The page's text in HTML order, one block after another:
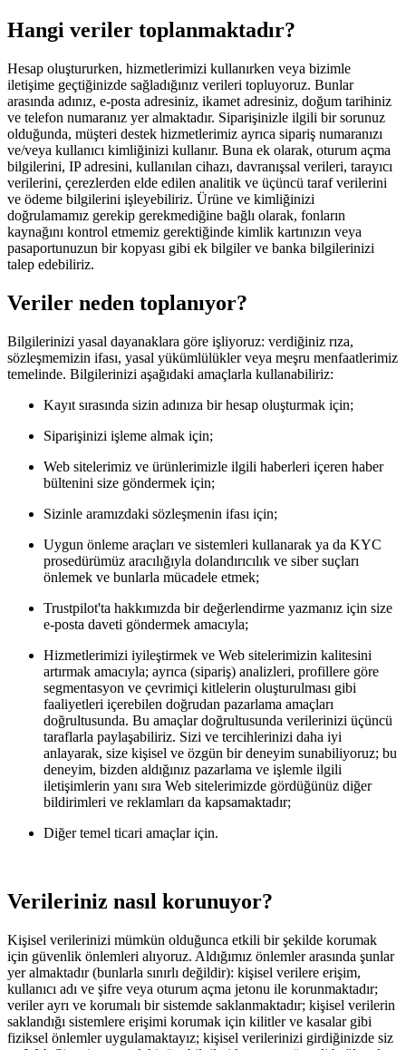
Hangi veriler toplanmaktadır?
Hesap oluştururken, hizmetlerimizi kullanırken veya bizimle
iletişime geçtiğinizde sağladığınız verileri topluyoruz. Bunlar
arasında adınız, e-posta adresiniz, ikamet adresiniz, doğum tarihiniz
ve telefon numaranız yer almaktadır. Siparişinizle ilgili bir sorunuz
olduğunda, müşteri destek hizmetlerimiz ayrıca sipariş numaranızı
ve/veya kullanıcı kimliğinizi kullanır. Buna ek olarak, oturum açma
bilgilerini, IP adresini, kullanılan cihazı, davranışsal verileri, tarayıcı
verilerini, çerezlerden elde edilen analitik ve üçüncü taraf verilerini
ve ödeme bilgilerini işleyebiliriz. Ürüne ve kimliğinizi
doğrulamamız gerekip gerekmediğine bağlı olarak, fonların
kaynağını kontrol etmemiz gerektiğinde kimlik kartınızın veya
pasaportunuzun bir kopyası gibi ek bilgiler ve banka bilgilerinizi
talep edebiliriz.
Veriler neden toplanıyor?
Bilgilerinizi yasal dayanaklara göre işliyoruz: verdiğiniz rıza,
sözleşmemizin ifası, yasal yükümlülükler veya meşru menfaatlerimiz
temelinde. Bilgilerinizi aşağıdaki amaçlarla kullanabiliriz:
Kayıt sırasında sizin adınıza bir hesap oluşturmak için;
Siparişinizi işleme almak için;
Web sitelerimiz ve ürünlerimizle ilgili haberleri içeren haber
bültenini size göndermek için;
Sizinle aramızdaki sözleşmenin ifası için;
Uygun önleme araçları ve sistemleri kullanarak ya da KYC
prosedürümüz aracılığıyla dolandırıcılık ve siber suçları
önlemek ve bunlarla mücadele etmek;
Trustpilot'ta hakkımızda bir değerlendirme yazmanız için size
e-posta daveti göndermek amacıyla;
Hizmetlerimizi iyileştirmek ve Web sitelerimizin kalitesini
artırmak amacıyla; ayrıca (sipariş) analizleri, profillere göre
segmentasyon ve çevrimiçi kitlelerin oluşturulması gibi
faaliyetleri içerebilen doğrudan pazarlama amaçları
doğrultusunda. Bu amaçlar doğrultusunda verilerinizi üçüncü
taraflarla paylaşabiliriz. Sizi ve tercihlerinizi daha iyi
anlayarak, size kişisel ve özgün bir deneyim sunabiliyoruz; bu
deneyim, bizden aldığınız pazarlama ve işlemle ilgili
iletişimlerin yanı sıra Web sitelerimizde gördüğünüz diğer
bildirimleri ve reklamları da kapsamaktadır;
Diğer temel ticari amaçlar için.
Verileriniz nasıl korunuyor?
Kişisel verilerinizi mümkün olduğunca etkili bir şekilde korumak
için güvenlik önlemleri alıyoruz. Aldığımız önlemler arasında şunlar
yer almaktadır (bunlarla sınırlı değildir): kişisel verilere erişim,
kullanıcı adı ve şifre veya oturum açma jetonu ile korunmaktadır;
veriler ayrı ve korumalı bir sistemde saklanmaktadır; kişisel verilerin
saklandığı sistemlere erişimi korumak için kilitler ve kasalar gibi
fiziksel önlemler uygulamaktayız; kişisel verilerinizi girdiğinizde siz